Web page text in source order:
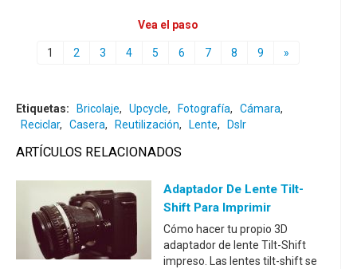
Vea el paso
1 2 3 4 5 6 7 8 9 »
Etiquetas: Bricolaje, Upcycle, Fotografía, Cámara,
Reciclar, Casera, Reutilización, Lente, Dslr
ARTÍCULOS RELACIONADOS
Adaptador De Lente Tilt-
Shift Para Imprimir
Cómo hacer tu propio 3D
adaptador de lente Tilt-Shift
impreso. Las lentes tilt-shift se